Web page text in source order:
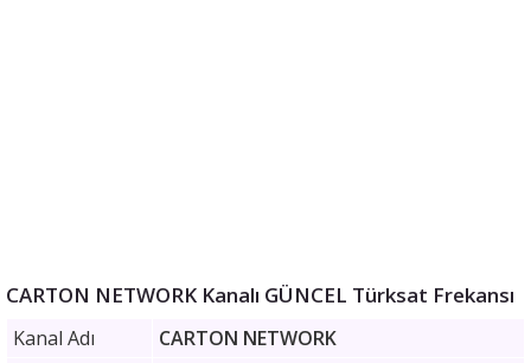
CARTON NETWORK Kanalı GÜNCEL Türksat Frekansı
Kanal Adı
CARTON NETWORK